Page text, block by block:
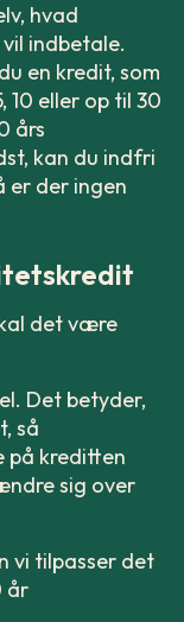
hvad
indbetale.
en kredit, som
10 eller op til 30
års
kan du indfri
er der ingen
det være
Det betyder,
så
på kreditten
sig over
vi tilpasser det
år